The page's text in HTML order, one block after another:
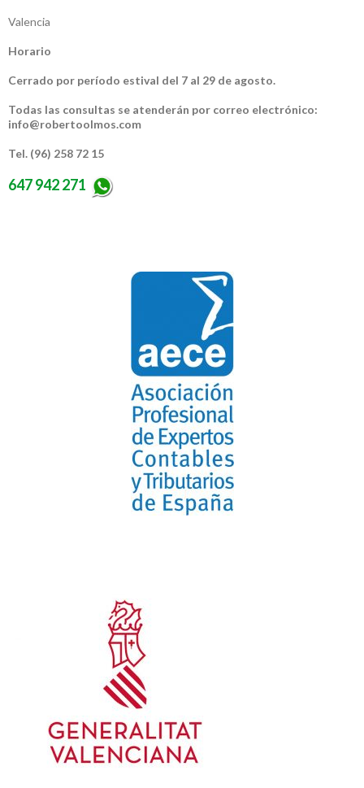
Valencia
Horario
Cerrado por período estival del 7 al 29 de agosto.
Todas las consultas se atenderán por correo electrónico:
info@robertoolmos.com
Tel. (96) 258 72 15
647 942 271